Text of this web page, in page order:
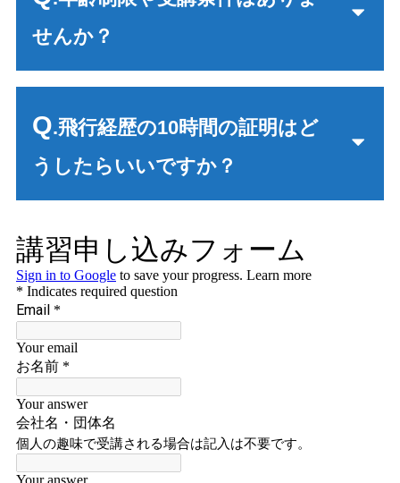
せんか？
Q.飛行経歴の10時間の証明はど
うしたらいいですか？